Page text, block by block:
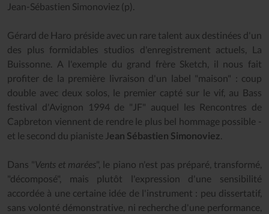
Jean-Sébastien Simonoviez (p).
Gérard de Haro préside avec un rare talent aux destinées d'un
des plus formidables studios d'enregistrement actuels, La
Buissonne. A l'exemple du grand frère Sketch, il nous fait
profiter de la première livraison d'un label "maison" : coup
double avec deux solos, le premier capté sur le vif, au Bass
festival d'Avignon 1994 de "JF" auquel les Rencontres de
Capbreton viennent de rendre le plus bel hommage possible -
et le second du pianiste Jean Sébastien Simonoviez.
Dans "Vents et marées", le piano n'est pas préparé, transformé,
"décomposé", mais plutôt l'expression d'une sensibilité
accordée à une certaine idée de l'instrument : peu dissertatif,
sans volonté démonstrative, ni recherche d'une performance,